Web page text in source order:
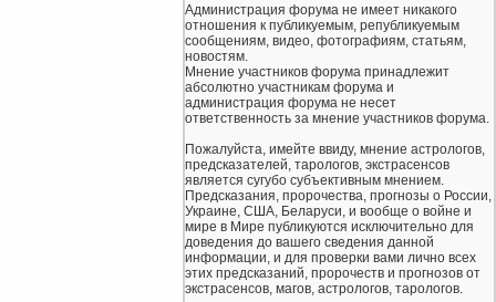
Администрация форума не имеет никакого
отношения к публикуемым, републикуемым
сообщениям, видео, фотографиям, статьям,
новостям.
Мнение участников форума принадлежит
абсолютно участникам форума и
администрация форума не несет
ответственность за мнение участников форума.
Пожалуйста, имейте ввиду, мнение астрологов,
предсказателей, тарологов, экстрасенсов
является сугубо субъективным мнением.
Предсказания, пророчества, прогнозы о России,
Украине, США, Беларуси, и вообще о войне и
мире в Мире публикуются исключительно для
доведения до вашего сведения данной
информации, и для проверки вами лично всех
этих предсказаний, пророчеств и прогнозов от
экстрасенсов, магов, астрологов, тарологов.